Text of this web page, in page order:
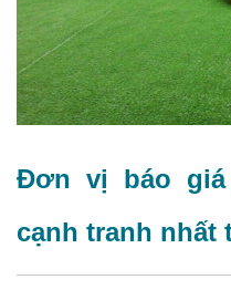
Đơn vị báo
cạnh tranh nhất